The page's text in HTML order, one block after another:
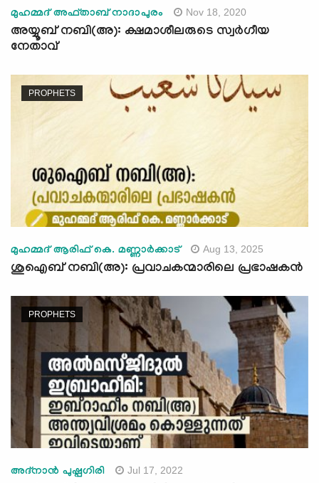
മുഹമ്മദ് അഫ്താബ് നാദാപുരം Nov 18, 2020
അയ്യൂബ് നബി(അ): ക്ഷമാശീലരുടെ സ്വർഗീയ
നേതാവ്
PROPHETS
മുഹമ്മദ് ആരിഫ് കെ. മണ്ണാര്‍ക്കാട് Aug 13, 2025
ശുഐബ് നബി(അ): പ്രവാചകന്മാരിലെ പ്രഭാഷകന്‍
PROPHETS
അദ്‌നാന്‍ പുഷ്പഗിരി Jul 17, 2022